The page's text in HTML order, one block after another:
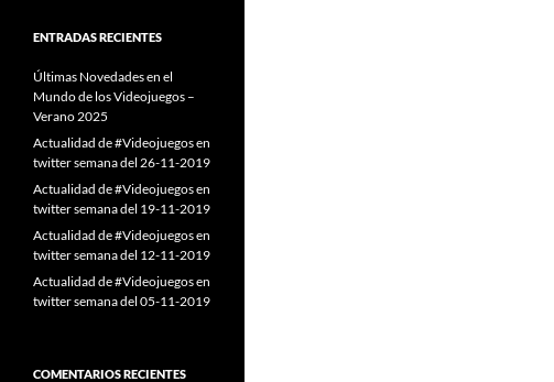
ENTRADAS RECIENTES
Últimas Novedades en el
Mundo de los Videojuegos –
Verano 2025
Actualidad de #Videojuegos en
twitter semana del 26-11-2019
Actualidad de #Videojuegos en
twitter semana del 19-11-2019
Actualidad de #Videojuegos en
twitter semana del 12-11-2019
Actualidad de #Videojuegos en
twitter semana del 05-11-2019
COMENTARIOS RECIENTES